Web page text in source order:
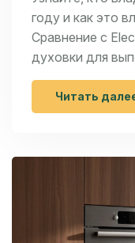
году и как это
Сравнение с
духовки для
Читать